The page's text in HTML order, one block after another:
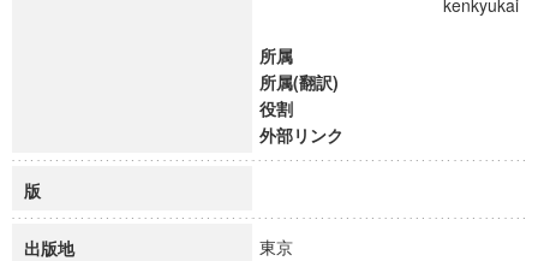
kenkyukai
所属
所属(翻訳)
役割
外部リンク
版
出版地 東京